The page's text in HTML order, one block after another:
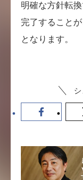
明確な方針転
完了すること
となります。